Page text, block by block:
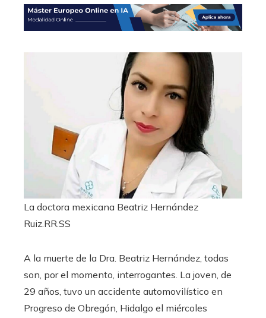
La doctora mexicana Beatriz Hernández
Ruiz. RR.SS
A la muerte de la Dra. Beatriz Hernández, todas
son, por el momento, interrogantes. La joven, de
29 años, tuvo un accidente automovilístico en
Progreso de Obregón, Hidalgo el miércoles